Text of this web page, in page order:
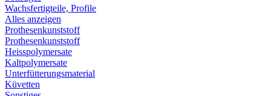
Wachsfertigteile, Profile
Alles anzeigen
Prothesenkunststoff
Prothesenkunststoff
Heisspolymersate
Kaltpolymersate
Unterfütterungsmaterial
Küvetten